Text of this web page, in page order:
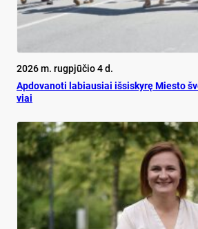
2026 m. rugpjūčio 4 d.
Ap­do­va­no­ti la­biau­siai iš­si­sky­rę Mies­to
viai